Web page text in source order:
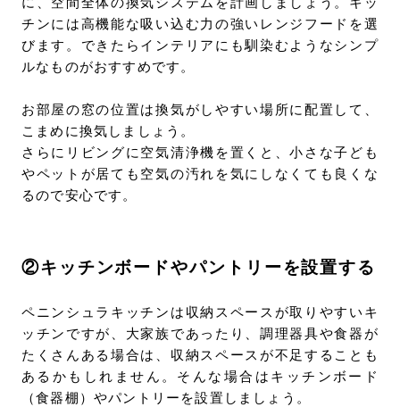
に、空間全体の換気システムを計画しましょう。キッ
チンには高機能な吸い込む力の強いレンジフードを選
びます。できたらインテリアにも馴染むようなシンプ
ルなものがおすすめです。
お部屋の窓の位置は換気がしやすい場所に配置して、
こまめに換気しましょう。
さらにリビングに空気清浄機を置くと、小さな子ども
やペットが居ても空気の汚れを気にしなくても良くな
るので安心です。
②キッチンボードやパントリーを設置する
ペニンシュラキッチンは収納スペースが取りやすいキ
ッチンですが、大家族であったり、調理器具や食器が
たくさんある場合は、収納スペースが不足することも
あるかもしれません。そんな場合はキッチンボード
（食器棚）やパントリーを設置しましょう。